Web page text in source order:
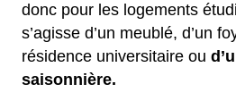
donc pour les logements
s’agisse d’un meublé, d’un
résidence universitaire ou
saisonnière.